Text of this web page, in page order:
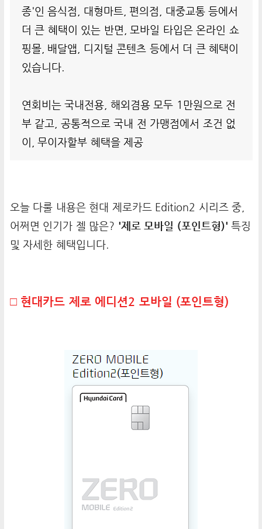
종'인 음식점, 대형마트, 편의점, 대중교통 등에서
더 큰 혜택이 있는 반면, 모바일 타입은 온라인 쇼
핑몰, 배달앱, 디지털 콘텐츠 등에서 더 큰 혜택이
있습니다.
연회비는 국내전용, 해외겸용 모두 1만원으로 전
부 같고, 공통적으로 국내 전 가맹점에서 조건 없
이, 무이자할부 혜택을 제공
오늘 다룰 내용은 현대 제로카드 Edition2 시리즈 중,
어쩌면 인기가 젤 많은? '제로 모바일 (포인트형)' 특징
및 자세한 혜택입니다.
□ 현대카드 제로 에디션2 모바일 (포인트형)